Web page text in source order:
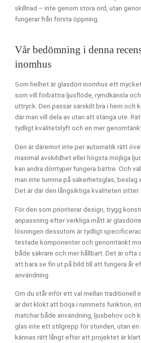
skillnad – inte genom stora ord, utan
fungerar från första öppning.
Vår bedömning i denna
inomhus
Som helhet är glasdörr inomhus ett
som vill förbättra ljusflöde, rymdkänsla
uttryck. Den passar särskilt bra i hem och
där man vill dela av utan att stänga ute.
tydligt kvalitetslyft och en mer
Den är däremot inte per automatik rätt
maximal avskildhet eller högsta möjliga
kan andra dörrtyper fungera bättre. Och
man inte tumma på säkerhetsglas, beslag
Det är där den långsiktiga kvaliteten sitter.
För den som prioriterar design, trygg
anpassning efter verkliga mått är
lösningen dessutom är tydligt
testade komponenter och genomtänkt
både säkrare och mer hållbart. Det är ofta
att bara se fin ut på bild till att fungera år
användning.
Om du står inför ett val mellan traditionell
är det klokt att börja i rummets funktion,
matchar både användning, ljusbehov och
glas inte ett stilgrepp för stunden, utan
kännas rätt långt efter att projektet är klart.